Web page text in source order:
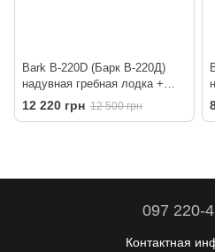
Bark B-220D (Барк В-220Д)
надувная гребная лодка +
слань-книжка
12 220 грн 12 500 грн
097 220-
Контактная